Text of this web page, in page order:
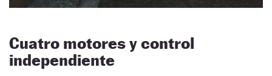
Cuatro motores y control
independiente